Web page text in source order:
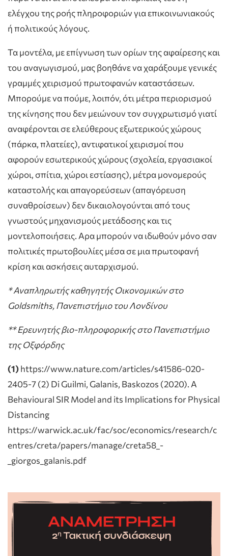
ελέγχου της ροής πληροφοριών για επικοινωνιακούς
ή πολιτικούς λόγους.
Τα μοντέλα, με επίγνωση των ορίων της αφαίρεσης και
του αναγωγισμού, μας βοηθάνε να χαράξουμε γενικές
γραμμές χειρισμού πρωτοφανών καταστάσεων.
Μπορούμε να πούμε, λοιπόν, ότι μέτρα περιορισμού
της κίνησης που δεν μειώνουν τον συγχρωτισμό γιατί
αναφέρονται σε ελεύθερους εξωτερικούς χώρους
(πάρκα, πλατείες), αντιφατικοί χειρισμοί που
αφορούν εσωτερικούς χώρους (σχολεία, εργασιακοί
χώροι, σπίτια, χώροι εστίασης), μέτρα μονομερούς
καταστολής και απαγορεύσεων (απαγόρευση
συναθροίσεων) δεν δικαιολογούνται από τους
γνωστούς μηχανισμούς μετάδοσης και τις
μοντελοποιήσεις. Αρα μπορούν να ιδωθούν μόνο σαν
πολιτικές πρωτοβουλίες μέσα σε μια πρωτοφανή
κρίση και ασκήσεις αυταρχισμού.
* Αναπληρωτής καθηγητής Oικονομικών στο
Goldsmiths, Πανεπιστήμιο του Λονδίνου
** Ερευνητής βιο-πληροφορικής στο Πανεπιστήμιο
της Οξφόρδης
(1)https://www.nature.com/articles/s41586-020-
2405-7 (2) Di Guilmi, Galanis, Baskozos (2020). A
Behavioural SIR Model and its Implications for Physical
Distancing
https://warwick.ac.uk/fac/soc/economics/research/c
entres/creta/papers/manage/creta58_-
_giorgos_galanis.pdf